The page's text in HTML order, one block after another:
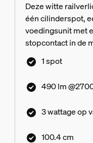
Deze witte
één cilinderspot,
voedingsunit met
stopcontact in de
1 spot
490 lm
3 wattage op
100.4 cm